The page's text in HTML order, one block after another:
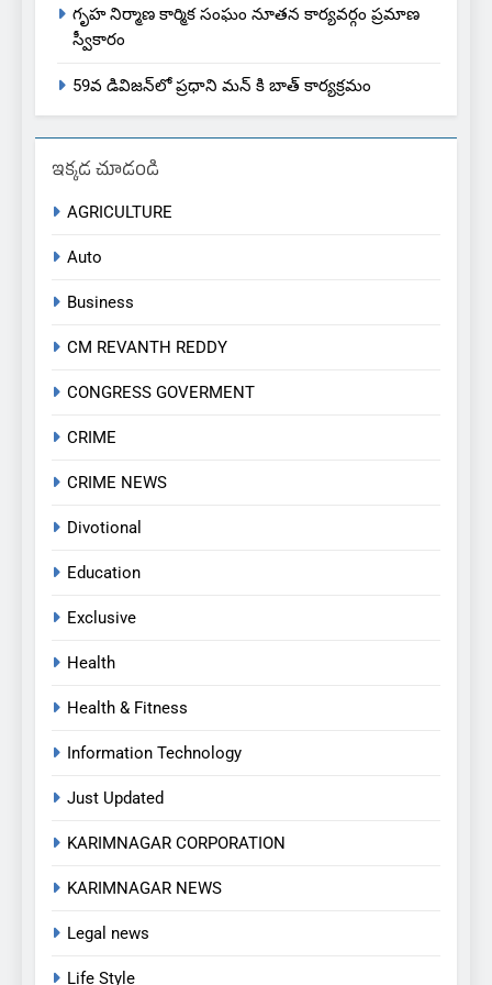
గృహ నిర్మాణ కార్మిక సంఘం నూతన కార్యవర్గం ప్రమాణ
స్వీకారం
59వ డివిజన్‌లో ప్రధాని మన్ కి బాత్ కార్యక్రమం
ఇక్కడ చూడండి
AGRICULTURE
Auto
Business
CM REVANTH REDDY
CONGRESS GOVERMENT
CRIME
CRIME NEWS
Divotional
Education
Exclusive
Health
Health & Fitness
Information Technology
Just Updated
KARIMNAGAR CORPORATION
KARIMNAGAR NEWS
Legal news
Life Style